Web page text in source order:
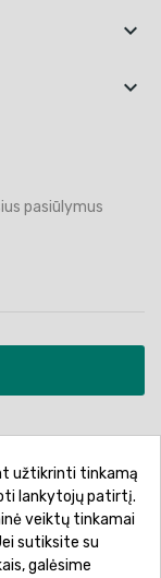


pasiūlymus
politika
pristatymas
būdai
užtikrinti tinkamą
lankytojų patirtį.
veiktų tinkamai
sutiksite su
galėsime